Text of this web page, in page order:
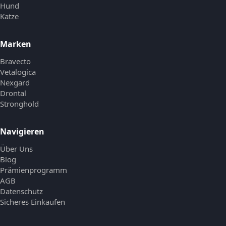
Hund
Katze
Marken
Bravecto
Vetalogica
Nexgard
Drontal
Stronghold
Navigieren
Über Uns
Blog
Prämienprogramm
AGB
Datenschutz
Sicheres Einkaufen